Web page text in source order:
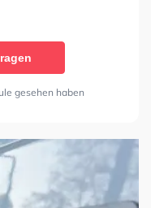
gesehen haben